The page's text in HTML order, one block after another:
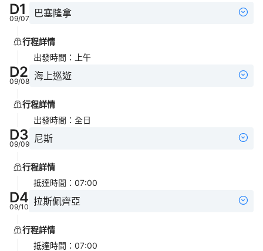
D1
09/07 巴塞隆拿
行程詳情
出發時間 ： 上午
D2
09/08 海上巡遊
行程詳情
出發時間 ： 全日
D3
09/09 尼斯
行程詳情
抵達時間 ： 07:00
D4
09/10 拉斯佩齊亞
行程詳情
抵達時間 ： 07:00